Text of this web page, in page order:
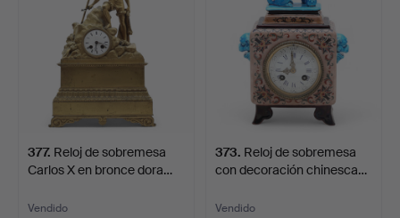
377. Reloj de sobremesa
Carlos X en bronce dora…
Vendido
373. Reloj de sobremesa
con decoración chinesca…
Vendido